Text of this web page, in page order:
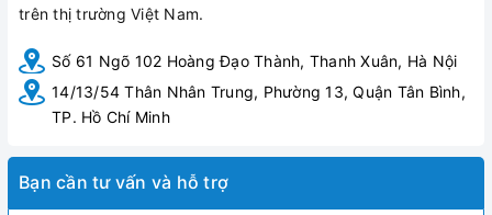
trên thị trường Việt Nam.
Số 61 Ngõ 102 Hoàng Đạo Thành, Thanh Xuân, Hà Nội
14/13/54 Thân Nhân Trung, Phường 13, Quận Tân Bình,
TP. Hồ Chí Minh
Bạn cần tư vấn và hỗ trợ